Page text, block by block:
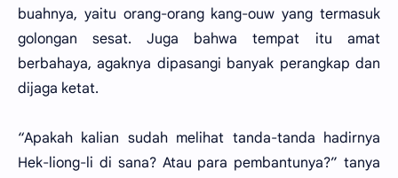
buahnya, yaitu orang-orang kang-ouw yang termasuk
golongan sesat. Juga bahwa tempat itu amat
berbahaya, agaknya dipasangi banyak perangkap dan
dijaga ketat.
“Apakah kalian sudah melihat tanda-tanda hadirnya
Hek-liong-li di sana? Atau para pembantunya?” tanya